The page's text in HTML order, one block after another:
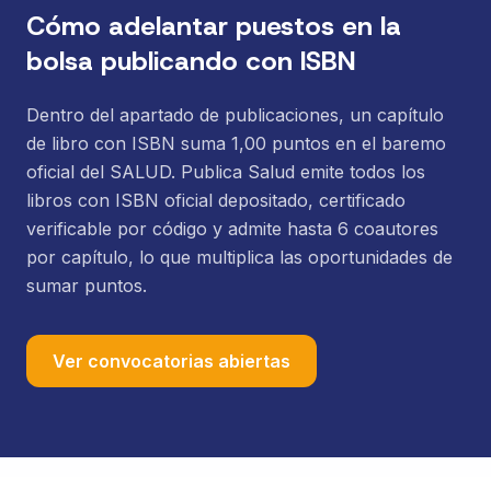
Cómo adelantar puestos en la
bolsa publicando con ISBN
Dentro del apartado de publicaciones, un capítulo
de libro con ISBN suma 1,00 puntos en el baremo
oficial del SALUD. Publica Salud emite todos los
libros con ISBN oficial depositado, certificado
verificable por código y admite hasta 6 coautores
por capítulo, lo que multiplica las oportunidades de
sumar puntos.
Ver convocatorias abiertas